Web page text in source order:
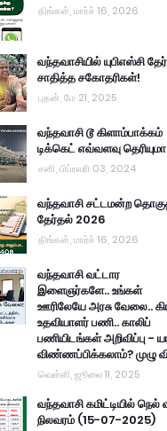
திங்கள், மார்ச் 16, 2026
வந்தவாசியில் யுபிஎஸ்சி
சாதித்த சகோதரிகள்!
புதன், மே 21, 2025
வந்தவாசி டூ கிளாம்பாக்கம்
டிக்கெட் எவ்வளவு
சனி, பிப்ரவரி 03, 2024
வந்தவாசி சட்டமன்ற
தேர்தல் 2026
திங்கள், மார்ச் 16, 2026
வந்தவாசி வட்டார
இளைஞர்களே.. உங்கள்
ஊரிலேயே அரசு வேலை..
உதவியாளர் பணி.. காலிப்
பணியிடங்கள் அறிவிப்பு -
விண்ணப்பிக்கலாம்? முழு
வெள்ளி, ஜூலை 11, 2025
வந்தவாசி கமிட்டியில் நெல்
நிலவரம் (15-07-2025)